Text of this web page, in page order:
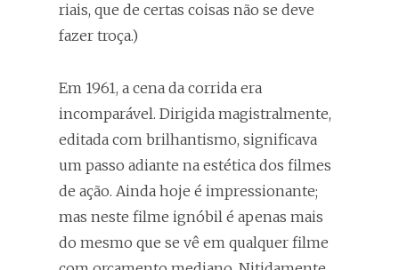
riais, que de certas coisas não se deve
fazer troça.)
Em 1961, a cena da corrida era
incomparável. Dirigida magistralmente,
editada com brilhantismo, significava
um passo adiante na estética dos filmes
de ação. Ainda hoje é impressionante;
mas neste filme ignóbil é apenas mais
do mesmo que se vê em qualquer filme